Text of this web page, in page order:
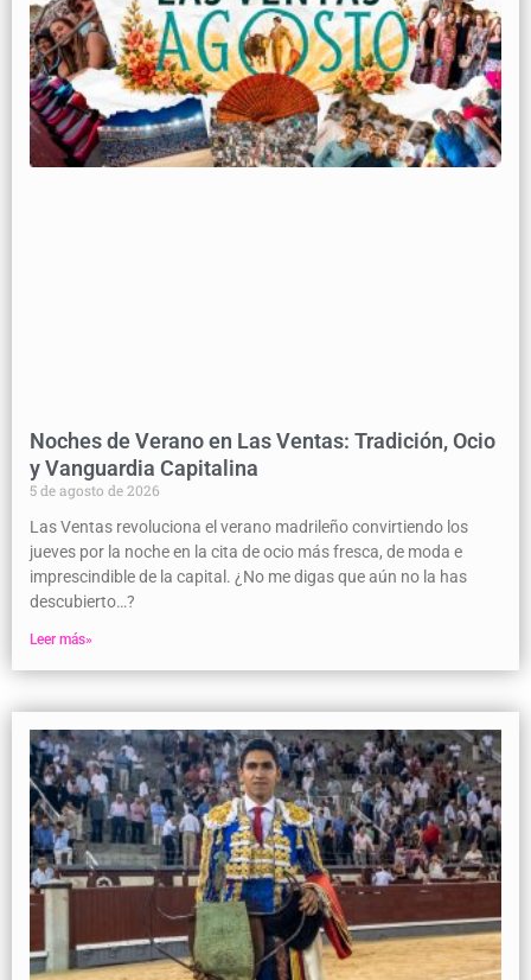
Noches de Verano en Las Ventas: Tradición, Ocio
y Vanguardia Capitalina
5 de agosto de 2026
Las Ventas revoluciona el verano madrileño convirtiendo los
jueves por la noche en la cita de ocio más fresca, de moda e
imprescindible de la capital. ¿No me digas que aún no la has
descubierto…?
Leer más»